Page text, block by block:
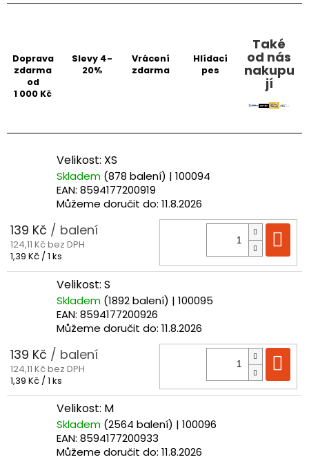
Doprava
zdarma
od
1 000 Kč
Slevy 4-
20%
Vrácení
zdarma
Hlídací
pes
Také
od nás
nakupu
jí
Velikost: XS
Skladem (878 balení) | 100094
EAN: 8594177200919
Můžeme doručit do: 11.8.2026
139 Kč / balení
124,11 Kč bez DPH
Měrná
1,39 Kč / 1 ks
Velikost: S
Skladem (1892 balení) | 100095
EAN: 8594177200926
Můžeme doručit do: 11.8.2026
139 Kč / balení
124,11 Kč bez DPH
Měrná
cena:
1,39 Kč / 1 ks
Velikost: M
Skladem (2564 balení) | 100096
EAN: 8594177200933
Můžeme doručit do: 11.8.2026